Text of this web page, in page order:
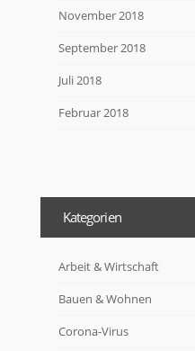
November 2018
September 2018
Juli 2018
Februar 2018
Kategorien
Arbeit & Wirtschaft
Bauen & Wohnen
Corona-Virus